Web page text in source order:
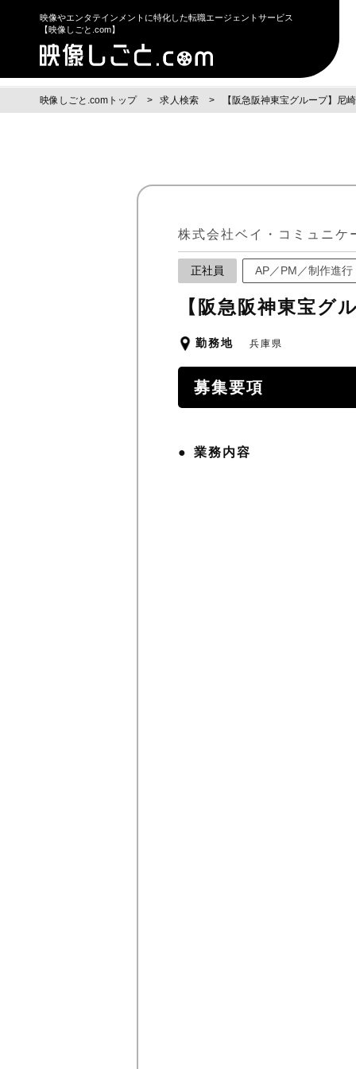
映像やエンタテインメントに特化した転職エージェントサービス
【映像しごと.com】
映像しごと.comトップ 求人検索 【阪急阪神東宝グループ】尼
株式会社ベイ・コミュニケ
正社員 AP／PM／制作進行
【阪急阪神東宝グ
勤務地 兵庫県
募集要項
業務内容